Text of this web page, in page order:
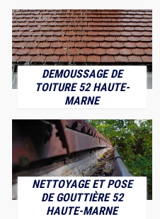
DEMOUSSAGE DE
TOITURE 52 HAUTE-
MARNE
NETTOYAGE ET POSE
DE GOUTTIÈRE 52
HAUTE-MARNE